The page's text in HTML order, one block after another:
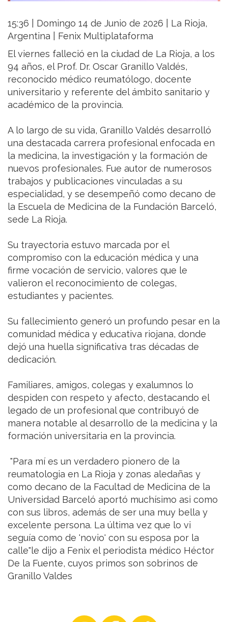
15:36 | Domingo 14 de Junio de 2026 | La Rioja,
Argentina | Fenix Multiplataforma
El viernes falleció en la ciudad de La Rioja, a los
94 años, el Prof. Dr. Oscar Granillo Valdés,
reconocido médico reumatólogo, docente
universitario y referente del ámbito sanitario y
académico de la provincia.
A lo largo de su vida, Granillo Valdés desarrolló
una destacada carrera profesional enfocada en
la medicina, la investigación y la formación de
nuevos profesionales. Fue autor de numerosos
trabajos y publicaciones vinculadas a su
especialidad, y se desempeñó como decano de
la Escuela de Medicina de la Fundación Barceló,
sede La Rioja.
Su trayectoria estuvo marcada por el
compromiso con la educación médica y una
firme vocación de servicio, valores que le
valieron el reconocimiento de colegas,
estudiantes y pacientes.
Su fallecimiento generó un profundo pesar en la
comunidad médica y educativa riojana, donde
dejó una huella significativa tras décadas de
dedicación.
Familiares, amigos, colegas y exalumnos lo
despiden con respeto y afecto, destacando el
legado de un profesional que contribuyó de
manera notable al desarrollo de la medicina y la
formación universitaria en la provincia.
"Para mí es un verdadero pionero de la
reumatologia en La Rioja y zonas aledañas y
como decano de la Facultad de Medicina de la
Universidad Barceló aportó muchísimo asi como
con sus libros, además de ser una muy bella y
excelente persona. La última vez que lo vi
seguía como de 'novio' con su esposa por la
calle"le dijo a Fenix el periodista médico Héctor
De la Fuente, cuyos primos son sobrinos de
Granillo Valdes